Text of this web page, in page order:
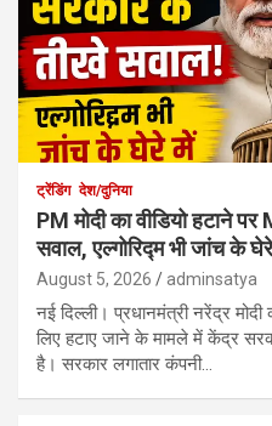
ट्रेंडिंग देश/दुनिया
PM मोदी का वीडियो हटाने
सवाल, एल्गोरिद्म भी जांच के
August 5, 2026 adminsatya
नई दिल्ली। प्रधानमंत्री नरेंद्र
लिए हटाए जाने के मामले में केंद्र
है। सरकार लगातार कंपनी…